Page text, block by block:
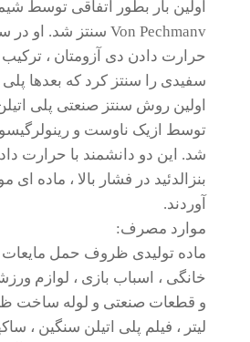
حرارت دادن دی آزومتان ،
سفیدی را سنتز کرد که بعدها
اولین روش سنتز صنعتی پلی
شد. این دو دانشمند با حرارت
بنزالدئید در فشار بالا ، ماده
آوردند.
موارد مصرف:
ماده تولیدی ظروف حمل
خانگی ، اسباب بازی ، لوازم
لیتر ، فیلم پلی اتیلن سنگین ،